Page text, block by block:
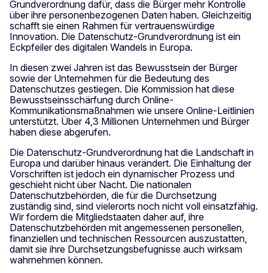
Grundverordnung dafür, dass die Bürger mehr Kontrolle
über ihre personenbezogenen Daten haben. Gleichzeitig
schafft sie einen Rahmen für vertrauenswürdige
Innovation. Die Datenschutz-Grundverordnung ist ein
Eckpfeiler des digitalen Wandels in Europa.
In diesen zwei Jahren ist das Bewusstsein der Bürger
sowie der Unternehmen für die Bedeutung des
Datenschutzes gestiegen. Die Kommission hat diese
Bewusstseinsschärfung durch Online-
Kommunikationsmaßnahmen wie unsere Online-Leitlinien
unterstützt. Über 4,3 Millionen Unternehmen und Bürger
haben diese abgerufen.
Die Datenschutz-Grundverordnung hat die Landschaft in
Europa und darüber hinaus verändert. Die Einhaltung der
Vorschriften ist jedoch ein dynamischer Prozess und
geschieht nicht über Nacht. Die nationalen
Datenschutzbehörden, die für die Durchsetzung
zuständig sind, sind vielerorts noch nicht voll einsatzfähig.
Wir fordern die Mitgliedstaaten daher auf, ihre
Datenschutzbehörden mit angemessenen personellen,
finanziellen und technischen Ressourcen auszustatten,
damit sie ihre Durchsetzungsbefugnisse auch wirksam
wahrnehmen können.